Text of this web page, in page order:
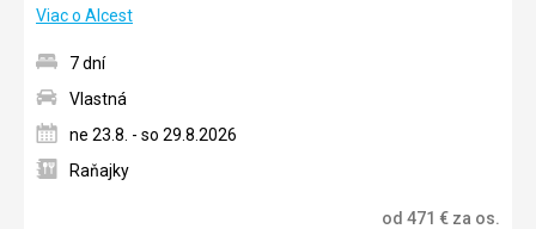
Viac o Alcest
7 dní
Vlastná
ne 23.8. - so 29.8.2026
Raňajky
od 471 € za os.